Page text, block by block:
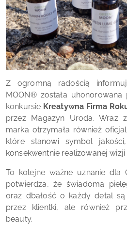
Z ogromną radością
MOON® została
konkursie Kreatywna Firma
przez Magazyn Uroda. Wraz
marka otrzymała również
które stanowi symbol
konsekwentnie realizowanej
To kolejne ważne uznanie dla
potwierdza, że świadoma
oraz dbałość o każdy detal
przez klientki, ale również
beauty.